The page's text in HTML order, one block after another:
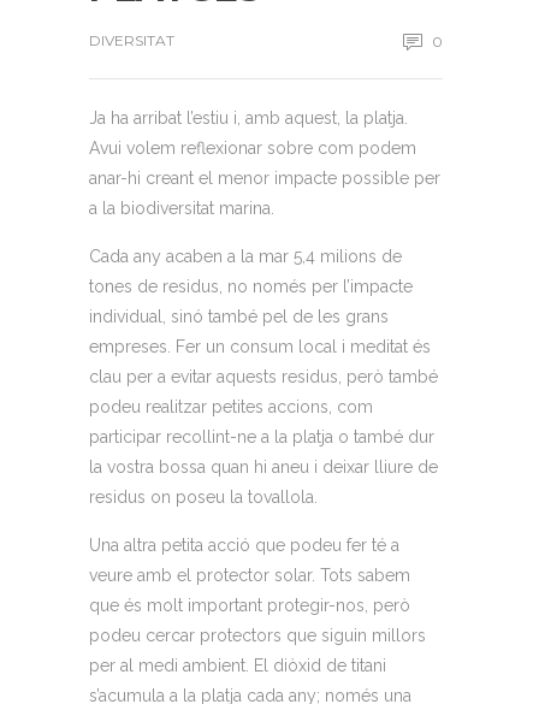
DIVERSITAT 0
Ja ha arribat l’estiu i, amb aquest, la platja.
Avui volem reflexionar sobre com podem
anar-hi creant el menor impacte possible per
a la biodiversitat marina.
Cada any acaben a la mar 5,4 milions de
tones de residus, no només per l’impacte
individual, sinó també pel de les grans
empreses. Fer un consum local i meditat és
clau per a evitar aquests residus, però també
podeu realitzar petites accions, com
participar recollint-ne a la platja o també dur
la vostra bossa quan hi aneu i deixar lliure de
residus on poseu la tovallola.
Una altra petita acció que podeu fer té a
veure amb el protector solar. Tots sabem
que és molt important protegir-nos, però
podeu cercar protectors que siguin millors
per al medi ambient. El diòxid de titani
s’acumula a la platja cada any; només una